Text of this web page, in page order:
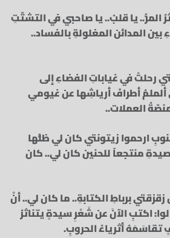
المرُّ.. يا قلبُ.. يا صاحبي في التشتّتِ
المدائن المغلولةِ بالفساد..
رحلتْ في غياباتِ الفضاءِ إلى
أطرافَ أرياشِها عن غيومي
العملات..
ارحموا زيتونتي كان لي ظلُّها
منتجعاً للحنين كان لي.. كان
برباطِ الكتابةِ.. ما كان لي.. أنْ
اكتبِ الآنَ عن شَعْرِ سيدةٍ يتناثرُ
أثرياءُ الحروبِ.